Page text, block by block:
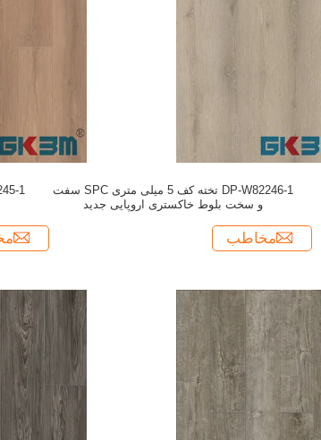
DP-W82246-1 تخته کف 5 میلی متری SPC سفت
و سخت بلوط خاکستری اروپایی جدید
مخاطب